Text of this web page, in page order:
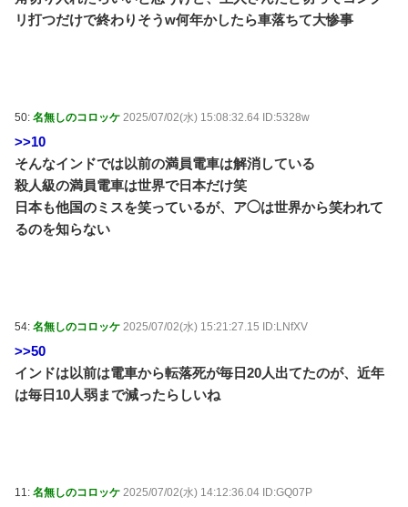
リ打つだけで終わりそうw何年かしたら車落ちて大惨事
50: 名無しのコロッケ 2025/07/02(水) 15:08:32.64 ID:5328w
>>10
そんなインドでは以前の満員電車は解消している
殺人級の満員電車は世界で日本だけ笑
日本も他国のミスを笑っているが、ア◯は世界から笑われて
るのを知らない
54: 名無しのコロッケ 2025/07/02(水) 15:21:27.15 ID:LNfXV
>>50
インドは以前は電車から転落死が毎日20人出てたのが、近年
は毎日10人弱まで減ったらしいね
11: 名無しのコロッケ 2025/07/02(水) 14:12:36.04 ID:GQ07P